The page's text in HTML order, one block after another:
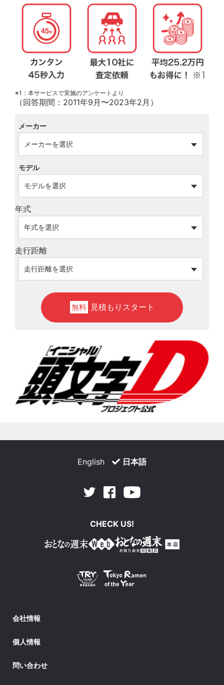
※1：本サービスで実施のアンケートより
（回答期間：2011年9月〜2023年2月）
メーカー
モデル
年式
走行距離
無料 見積もりスタート
English 日本語
Twitter Facebook
CHECK US!
会社情報
個人情報
問い合わせ